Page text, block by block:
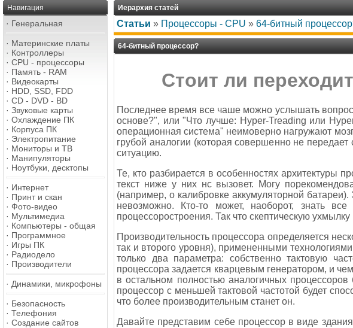
Навигация
· Генеральная
· Материнские платы
· Контроллеры
· CPU - процессоры
· Память - RAM
· Видеокарты
· HDD, SSD, FDD
· CD - DVD - BD
· Звуковые карты
· Охлаждение ПК
· Корпуса ПК
· Электропитание
· Мониторы и ТВ
· Манипуляторы
· Ноутбуки, десктопы
· Интернет
· Принт и скан
· Фото-видео
· Мультимедиа
· Компьютеры - общая
· Программное
· Игры ПК
· Радиодело
· Производители
· Динамики, микрофоны
· Безопасность
· Телефония
· Создание сайтов
Иерархия статей
Статьи » Процессоры - CPU » 64-битный
64-битный процессор?
Стоит ли
Последнее время все чаше можно услышать
основе?", или "Что лучше: Hyper-Treading или
операционная система" неимоверно нагружают
грубой аналогии (которая совершенно не
ситуацию.
Те, кто разбирается в особенностях архитектуры
текст ниже у них нс вызовет. Могу
(например, о калибровке аккумуляторной
невозможно. Кто-то может, наоборот, знать
процессоростроения. Так что скептическую
Производительность процессора определяется
так и второго уровня), примененными
только два параметра: собственно тактовую
процессора задается кварцевым генератором, и
в остальном полностью аналогичных
процессор с меньшей тактовой частотой будет
что более производительным станет он.
Давайте представим себе процессор в виде